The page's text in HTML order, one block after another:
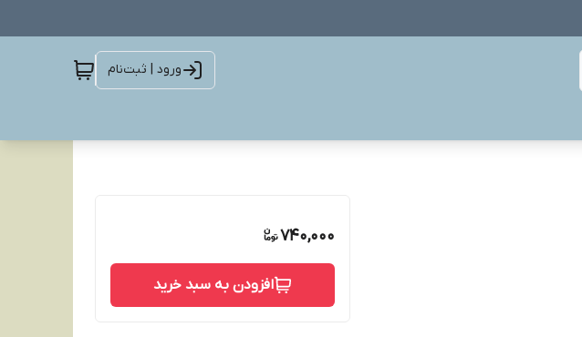
ورود | ثبت‌نام
740,000
افزودن به سبد خرید